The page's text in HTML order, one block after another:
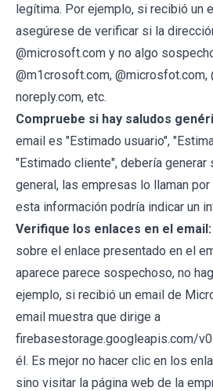
legítima. Por ejemplo, si recibió un
asegúrese de verificar si la
@microsoft.com y no algo
@m1crosoft.com, @microsfot.com,
noreply.com, etc.
Compruebe si hay saludos
email es "Estimado usuario",
"Estimado cliente", debería generar
general, las empresas lo llaman
esta información podría indicar un
Verifique los enlaces en el email:
sobre el enlace presentado en el
aparece parece sospechoso, no
ejemplo, si recibió un email de
email muestra que dirige a
firebasestorage.googleapis.com/
él. Es mejor no hacer clic en los
sino visitar la página web de la